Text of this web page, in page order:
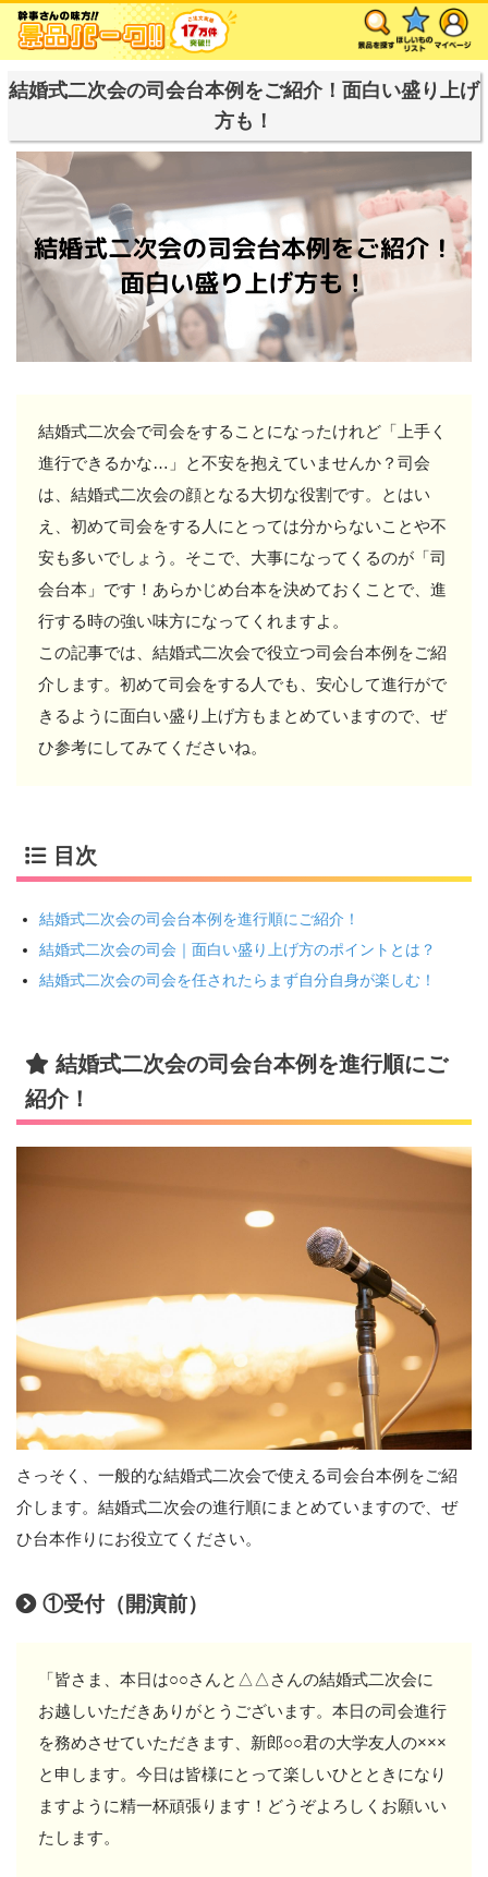
結婚式二次会の司会台本例をご紹介！面白い盛り上げ
方も！
結婚式二次会で司会をすることになったけれど「上手く
進行できるかな…」と不安を抱えていませんか？司会
は、結婚式二次会の顔となる大切な役割です。とはい
え、初めて司会をする人にとっては分からないことや不
安も多いでしょう。そこで、大事になってくるのが「司
会台本」です！あらかじめ台本を決めておくことで、進
行する時の強い味方になってくれますよ。
この記事では、結婚式二次会で役立つ司会台本例をご紹
介します。初めて司会をする人でも、安心して進行がで
きるように面白い盛り上げ方もまとめていますので、ぜ
ひ参考にしてみてくださいね。
目次
結婚式二次会の司会台本例を進行順にご紹介！
結婚式二次会の司会｜面白い盛り上げ方のポイントとは？
結婚式二次会の司会を任されたらまず自分自身が楽しむ！
結婚式二次会の司会台本例を進行順にご
紹介！
さっそく、一般的な結婚式二次会で使える司会台本例をご紹
介します。結婚式二次会の進行順にまとめていますので、ぜ
ひ台本作りにお役立てください。
①受付（開演前）
「皆さま、本日は○○さんと△△さんの結婚式二次会に
お越しいただきありがとうございます。本日の司会進行
を務めさせていただきます、新郎○○君の大学友人の×××
と申します。今日は皆様にとって楽しいひとときになり
ますように精一杯頑張ります！どうぞよろしくお願いい
たします。